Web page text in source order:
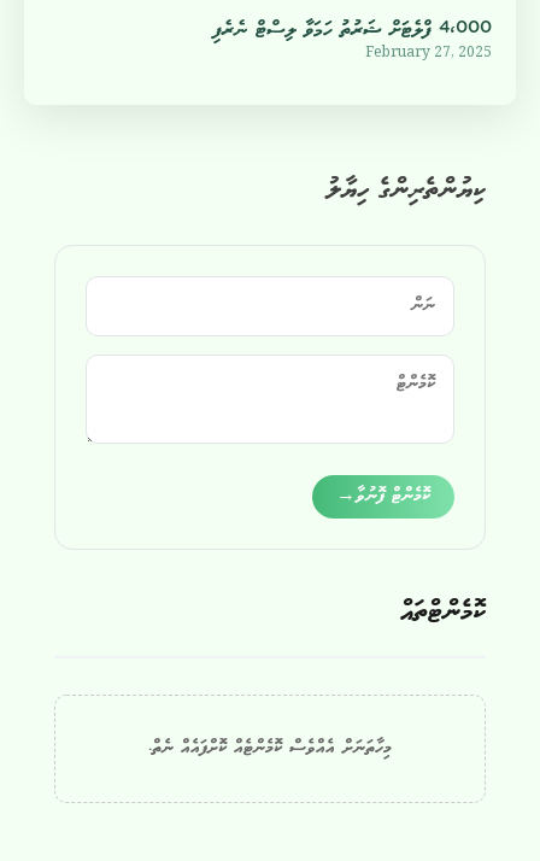
ކިޔުންތެރިންގެ ހިޔާލު
ކޮމެންޓް ފޮނުވާ→
ކޮމެންޓްތައް
މިހާތަނަށް އެއްވެސް ކޮމެންޓެއް ކޮށްފައެއް ނެތް.
4،000 ފްލެޓަށް ޝަރުތު ހަމަވާ ލިސްޓް ނެރެފި
February 27, 2025